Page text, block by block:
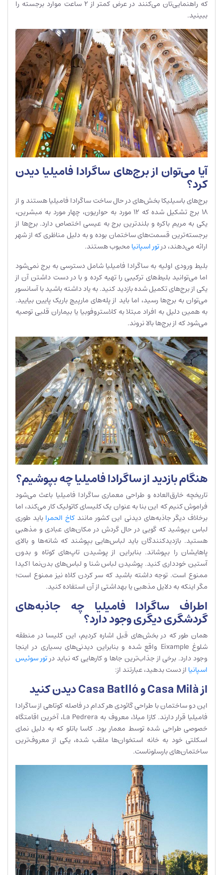
که راهنمایی‌‌تان می‌کنند در عرض کمتر از 2 ساعت موارد برجسته را
ببینید.
آیا می‌توان از برج‌های ساگرادا فامیلیا دیدن
کرد؟
برج‌های باسیلیکا بخش‌های در حال ساخت ساگرادا فامیلیا هستند و از
18 برج تشکیل شده که 12 مورد به حواریون، چهار مورد به مبشرین،
یکی به مریم باکره و بلندترین برج به عیسی اختصاص دارد. برج‌ها از
برجسته‌ترین قسمت‌های ساختمان بوده و به دلیل مناظری که از شهر
ارائه می‌دهند، درتور اسپانیا محبوب هستند.
بلیط ورودی اولیه به ساگرادا فامیلیا شامل دسترسی به برج نمی‌شود
اما می‌توانید بلیط‌های ترکیبی را تهیه کرده و با در دست داشتن آن از
یکی از برج‌های تکمیل شده بازدید کنید. به یاد داشته باشید با آسانسور
می‌توان به برج‌ها رسید، اما باید از پله‌های مارپیچ باریک پایین بیایید.
به همین دلیل به افراد مبتلا به کلاستروفوبیا یا بیماران قلبی توصیه
می‌شود که از برج‌ها بالا نروند.
هنگام بازدید از ساگرادا فامیلیا چه بپوشیم؟
تاریخچه خارق‌العاده و طراحی معماری ساگرادا فامیلیا باعث می‌شود
فراموش کنیم که این بنا به عنوان یک کلیسای کاتولیک کار می‌کند، اما
برخلاف دیگر جاذبه‌های دیدنی این کشور مانند کاخ الحمرا باید طوری
لباس بپوشید که گویی در حال گردش در مکان‌های عبادی و مذهبی
هستید. بازدیدکنندگان باید لباس‌هایی بپوشند که شانه‌ها و بالای
پاهایشان را بپوشاند. بنابراین از پوشیدن تاپ‌های کوتاه و بدون
آستین خودداری کنید. پوشیدن لباس شنا و لباس‌های بدن‌نما اکیدا
ممنوع است. توجه داشته باشید که سر کردن کلاه نیز ممنوع است؛
مگر اینکه به دلایل مذهبی یا بهداشتی از آن استفاده کنید.
اطراف ساگرادا فامیلیا چه جاذبه‌های
گردشگری دیگری وجود دارد؟
همان طور که در بخش‌های قبل اشاره کردیم، این کلیسا در منطقه
شلوغ Eixample واقع شده و بنابراین دیدنی‌های بسیاری در اینجا
وجود دارد. برخی از جذاب‌ترین جاها و کارهایی که نباید درتور سوئیس
اسپانیا از دست بدهید، عبارتند از:
از Casa Milà و Casa Batlló دیدن کنید
این دو ساختمان با طراحی گائودی هر کدام در فاصله کوتاهی از ساگرادا
فامیلیا قرار دارند. کازا میلا، معروف به La Pedrera، آخرین اقامتگاه
خصوصی طراحی شده توسط معمار بود. کاسا باتلو که به دلیل نمای
اسکلتی خود به خانه استخوان‌ها ملقب شده، یکی از معروف‌ترین
ساختمان‌های بارسلوناست.